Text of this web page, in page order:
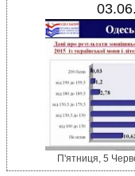
П'ятниця, 5